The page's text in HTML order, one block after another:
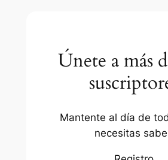
Únete a más
Mantente al día de
necesitas